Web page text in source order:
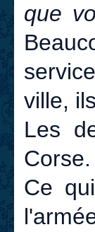
que
ville,
Les
Corse.
Ce